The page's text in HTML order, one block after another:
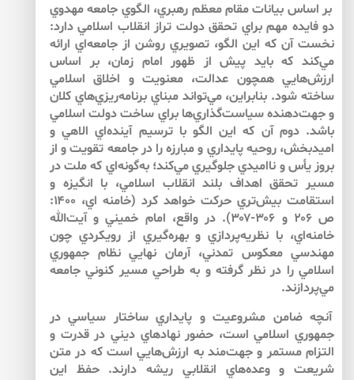
بر اساس بيانات مقام معظم رهبري، الگوي جامعه مهدوي
دو فايده مهم براي تحقق دولت تراز انقلاب اسلامي دارد:
نخست آن كه اين الگو، تصويري روشن از جامعه‌اي ارائه
مي‌كند كه بايد پيش از ظهور امام زمان، بر اساس
ارزش‌هايي همچون عدالت، معنويت و اخلاق اسلامي
ساخته شود. بنابراين، مي‌تواند مبناي برنامه‌ريزي‌هاي كلان
و جهت‌دهنده سياست‌گذاري‌ها براي ساخت دولت اسلامي
باشد. دوم آن كه اين الگو با ترسيم آينده‌اي الاهي و
اميدبخش، روحيه پايداري و مبارزه را در جامعه تقويت و از
بروز يأس و نااميدي جلوگيري مي‌كند؛ به‌گونه‌اي كه ملت در
مسير تحقق اهداف بلند انقلاب اسلامي، با انگيزه و
استقامت بيش‌تري حركت خواهد كرد (خامنه اي، ۱۴۰۰:
ص ۲۰۶ و ۳۰۶-۳۰۷). در واقع، امام خميني و آيت‌الله
خامنه‌اي، با نظريه‌پردازي و بهره‌گيري از رويكردي چون
مهندسي معكوس تمدني، آرمان نهايي نظام جمهوري
اسلامي را در نظر گرفته و به طراحي مسير كنوني جامعه
مي‌پردازند.
آنچه ضامن مشروعيت و پايداري ساختار سياسي در
جمهوري اسلامي است، حضور نهادهاي ديني در قدرت و
التزام مستمر و جهت‌مند به ارزش‌هايي است كه در متن
شريعت و وعده‌هاي انقلابي ريشه دارند. حفظ اين